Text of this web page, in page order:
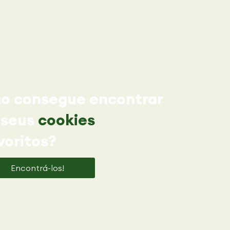
consegue encontrar
cookies
Encontrá-los!